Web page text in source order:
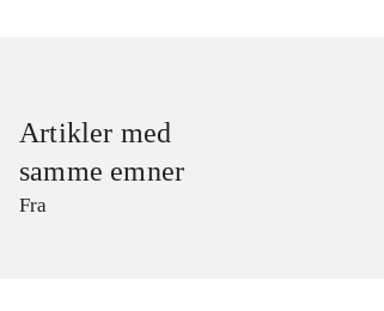
Artikler med
samme emner
Fra